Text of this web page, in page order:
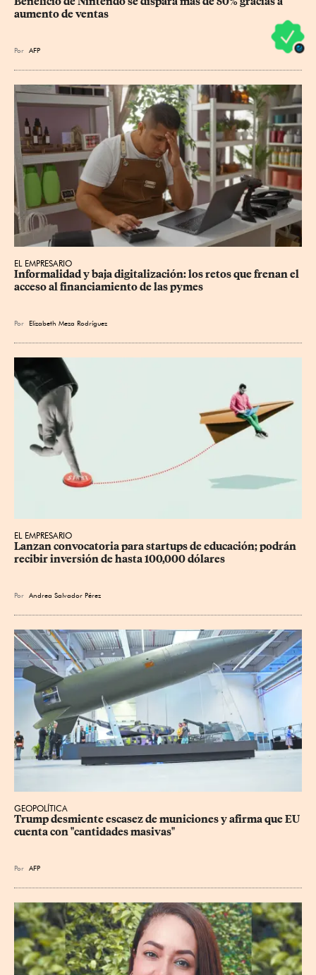
aumento de ventas
Por AFP
EL EMPRESARIO
Informalidad y baja digitalización: los retos que frenan el
acceso al financiamiento de las pymes
Por Elizabeth Meza Rodríguez
EL EMPRESARIO
Lanzan convocatoria para startups de educación; podrán
recibir inversión de hasta 100,000 dólares
Por Andrea Salvador Pérez
GEOPOLÍTICA
Trump desmiente escasez de municiones y afirma que EU
cuenta con "cantidades masivas"
Por AFP